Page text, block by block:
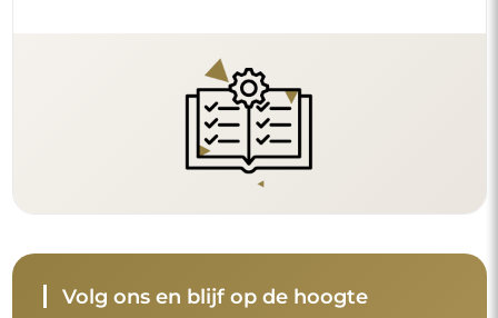
Volg ons en blijf op de hoogte